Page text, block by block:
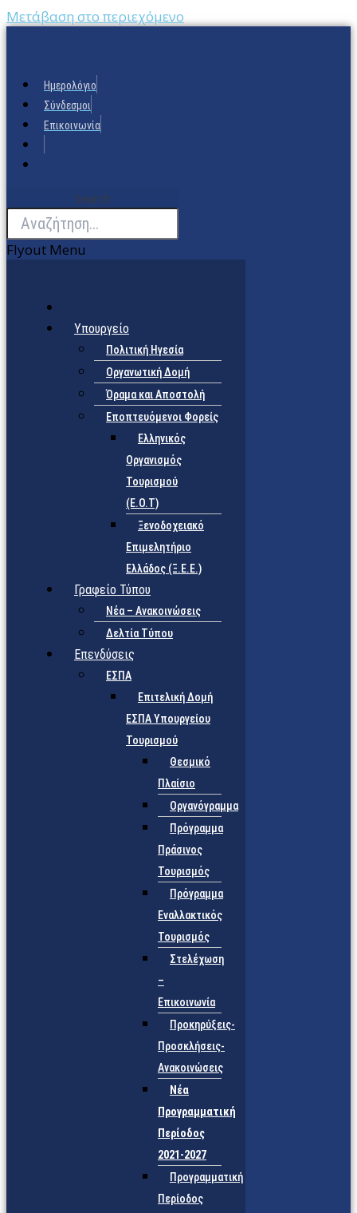
Μετάβαση στο περιεχόμενο
Ημερολόγιο
Σύνδεσμοι
Επικοινωνία
Search
Flyout Menu
Υπουργείο
Πολιτική Ηγεσία
Οργανωτική Δομή
Όραμα και Αποστολή
Εποπτευόμενοι Φορείς
Eλληνικός
Οργανισμός
Τουρισμού
(Ε.Ο.Τ)
Ξενοδοχειακό
Επιμελητήριο
Ελλάδος (Ξ.Ε.Ε.)
Γραφείο Τύπου
Νέα – Ανακοινώσεις
Δελτία Τύπου
Επενδύσεις
ΕΣΠΑ
Επιτελική Δομή
ΕΣΠΑ Υπουργείου
Τουρισμού
Θεσμικό
Πλαίσιο
Οργανόγραμμα
Πρόγραμμα
Πράσινος
Τουρισμός
Πρόγραμμα
Εναλλακτικός
Τουρισμός
Στελέχωση
–
Επικοινωνία
Προκηρύξεις-
Προσκλήσεις-
Ανακοινώσεις
Νέα
Προγραμματική
Περίοδος
2021-2027
Προγραμματική
Περίοδος